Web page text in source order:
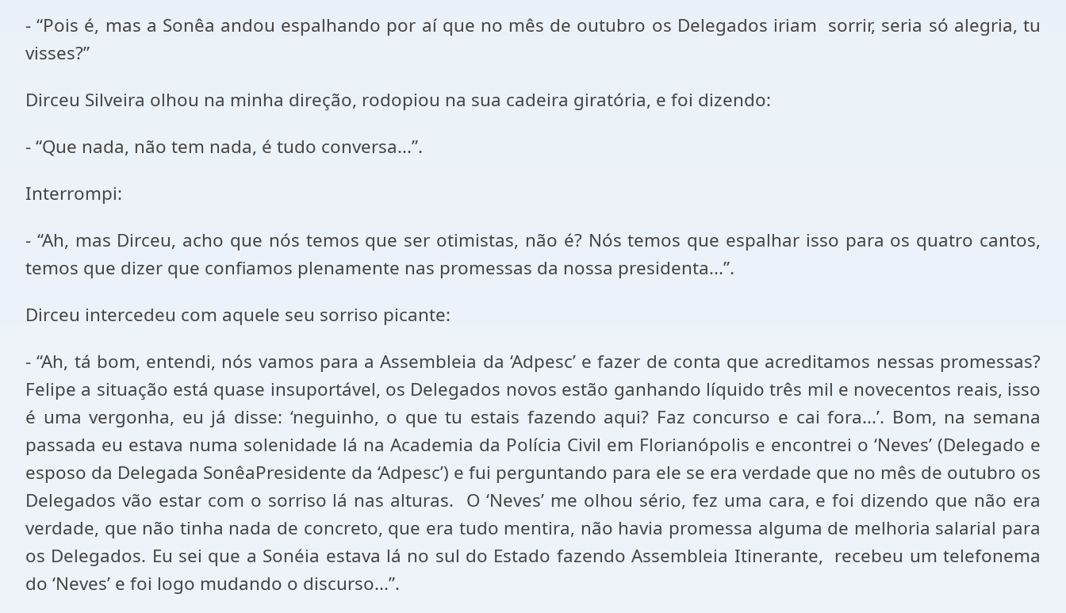
- “Pois é, mas a Sonêa andou espalhando por aí que no mês de outubro os Delegados iriam sorrir, seria só alegria, tu
visses?”
Dirceu Silveira olhou na minha direção, rodopiou na sua cadeira giratória, e foi dizendo:
- “Que nada, não tem nada, é tudo conversa...”.
Interrompi:
- “Ah, mas Dirceu, acho que nós temos que ser otimistas, não é? Nós temos que espalhar isso para os quatro cantos,
temos que dizer que confiamos plenamente nas promessas da nossa presidenta...”.
Dirceu intercedeu com aquele seu sorriso picante:
- “Ah, tá bom, entendi, nós vamos para a Assembleia da ‘Adpesc’ e fazer de conta que acreditamos nessas promessas?
Felipe a situação está quase insuportável, os Delegados novos estão ganhando líquido três mil e novecentos reais, isso
é uma vergonha, eu já disse: ‘neguinho, o que tu estais fazendo aqui? Faz concurso e cai fora...’. Bom, na semana
passada eu estava numa solenidade lá na Academia da Polícia Civil em Florianópolis e encontrei o ‘Neves’ (Delegado e
esposo da Delegada SonêaPresidente da ‘Adpesc’) e fui perguntando para ele se era verdade que no mês de outubro os
Delegados vão estar com o sorriso lá nas alturas. O ‘Neves’ me olhou sério, fez uma cara, e foi dizendo que não era
verdade, que não tinha nada de concreto, que era tudo mentira, não havia promessa alguma de melhoria salarial para
os Delegados. Eu sei que a Sonéia estava lá no sul do Estado fazendo Assembleia Itinerante, recebeu um telefonema
do ‘Neves’ e foi logo mudando o discurso...”.